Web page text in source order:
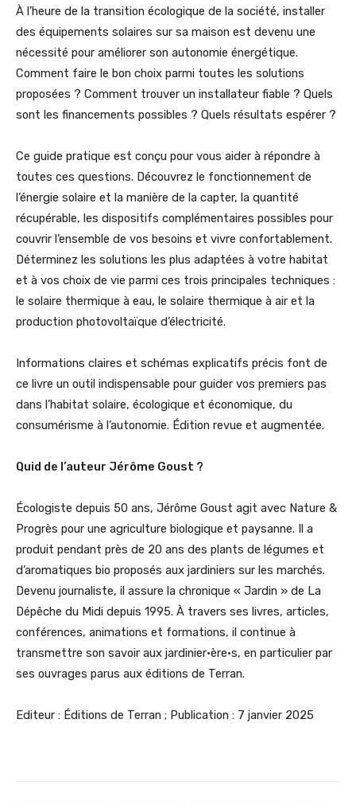
À l’heure de la transition écologique de la société, installer
des équipements solaires sur sa maison est devenu une
nécessité pour améliorer son autonomie énergétique.
Comment faire le bon choix parmi toutes les solutions
proposées ? Comment trouver un installateur fiable ? Quels
sont les financements possibles ? Quels résultats espérer ?
Ce guide pratique est conçu pour vous aider à répondre à
toutes ces questions. Découvrez le fonctionnement de
l’énergie solaire et la manière de la capter, la quantité
récupérable, les dispositifs complémentaires possibles pour
couvrir l’ensemble de vos besoins et vivre confortablement.
Déterminez les solutions les plus adaptées à votre habitat
et à vos choix de vie parmi ces trois principales techniques :
le solaire thermique à eau, le solaire thermique à air et la
production photovoltaïque d’électricité.
Informations claires et schémas explicatifs précis font de
ce livre un outil indispensable pour guider vos premiers pas
dans l’habitat solaire, écologique et économique, du
consumérisme à l’autonomie. Édition revue et augmentée.
Quid de l’auteur Jérôme Goust ?
Écologiste depuis 50 ans, Jérôme Goust agit avec Nature &
Progrès pour une agriculture biologique et paysanne. Il a
produit pendant près de 20 ans des plants de légumes et
d’aromatiques bio proposés aux jardiniers sur les marchés.
Devenu journaliste, il assure la chronique « Jardin » de La
Dépêche du Midi depuis 1995. À travers ses livres, articles,
conférences, animations et formations, il continue à
transmettre son savoir aux jardinier·ère·s, en particulier par
ses ouvrages parus aux éditions de Terran.
Editeur : Éditions de Terran ; Publication : 7 janvier 2025